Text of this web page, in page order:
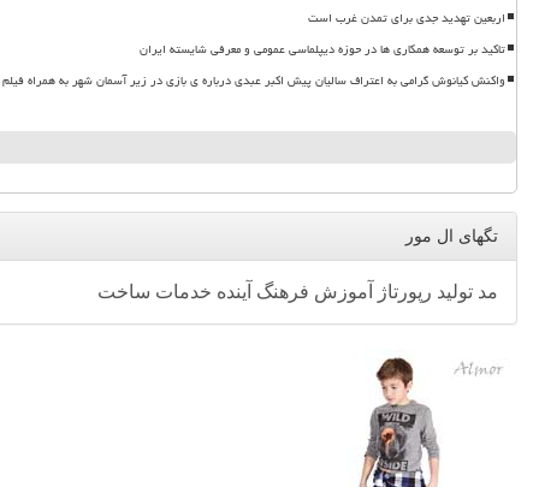
اربعین تهدید جدی برای تمدن غرب است
تاکید بر توسعه همکاری ها در حوزه دیپلماسی عمومی و معرفی شایسته ایران
واکنش کیانوش گرامی به اعتراف سالیان پیش اکبر عبدی درباره ی بازی در زیر آسمان شهر به همراه فیلم
تگهای ال مور
مد تولید رپورتاژ آموزش فرهنگ آینده خدمات ساخت